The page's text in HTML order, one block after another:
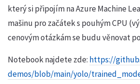
který si připojím na Azure Machine
mašinu pro začátek s pouhým CPU
cenovým otázkám se budu věnovat
Notebook najdete zde: https://
demos/blob/main/yolo/